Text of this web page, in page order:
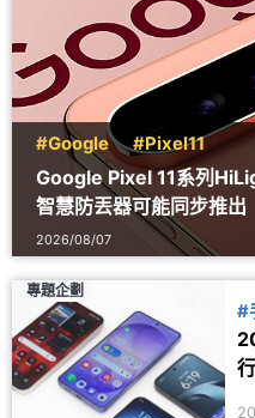
#Google #Pixel11
Google Pixel 11系列
智慧防丟器可能同步推出
2026/08/07
專題企劃
#